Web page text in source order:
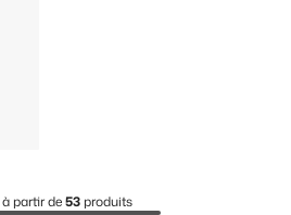
à partir de53 produits